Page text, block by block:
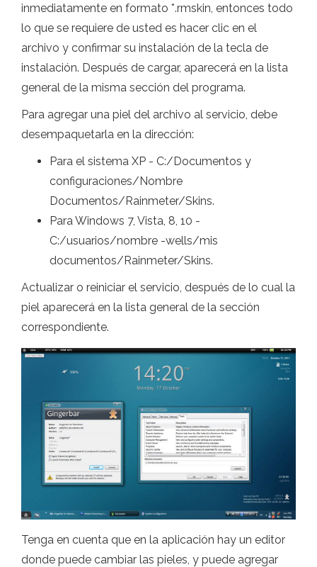
inmediatamente en formato *.rmskin, entonces todo
lo que se requiere de usted es hacer clic en el
archivo y confirmar su instalación de la tecla de
instalación. Después de cargar, aparecerá en la lista
general de la misma sección del programa.
Para agregar una piel del archivo al servicio, debe
desempaquetarla en la dirección:
Para el sistema XP - C:/Documentos y
configuraciones/Nombre
Documentos/Rainmeter/Skins.
Para Windows 7, Vista, 8, 10 -
C:/usuarios/nombre -wells/mis
documentos/Rainmeter/Skins.
Actualizar o reiniciar el servicio, después de lo cual la
piel aparecerá en la lista general de la sección
correspondiente.
Tenga en cuenta que en la aplicación hay un editor
donde puede cambiar las pieles, y puede agregar